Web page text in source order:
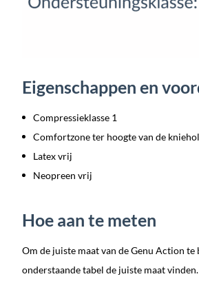
Eigenschappen en
Compressieklasse 1
Comfortzone ter hoogte van de
Latex vrij
Neopreen vrij
Hoe aan te meten
Om de juiste maat van de Genu Action
onderstaande tabel de juiste maat